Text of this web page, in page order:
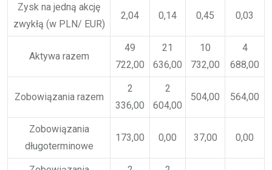
Zysk na jedną akcję
zwykłą (w PLN/ EUR)
2,04 0,14 0,45 0,03
Aktywa razem
49
722,00
21
636,00
10
732,00
4
688,00
Zobowiązania razem
2
336,00
2
604,00
504,00 564,00
Zobowiązania
długoterminowe
173,00 0,00 37,00 0,00